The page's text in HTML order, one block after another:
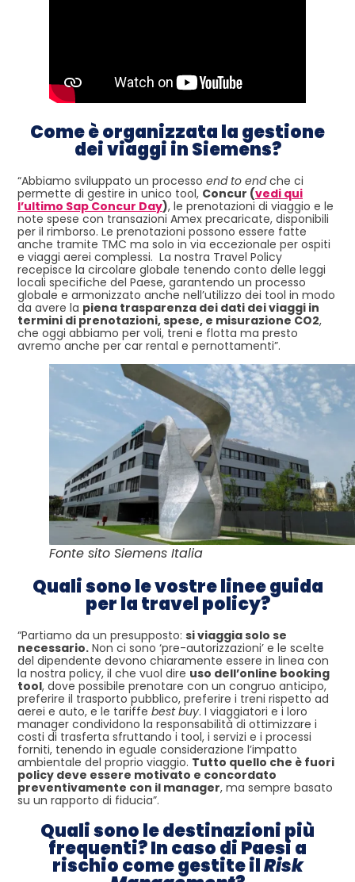
Come è organizzata la gestione
dei viaggi in Siemens?
“Abbiamo sviluppato un processo end to endche ci
permette di gestire in unico tool, Concur (vedi qui
l’ultimo Sap Concur Day), le prenotazioni di viaggio e le
note spese con transazioni Amex precaricate, disponibili
per il rimborso. Le prenotazioni possono essere fatte
anche tramite TMC ma solo in via eccezionale per ospiti
e viaggi aerei complessi. La nostra Travel Policy
recepisce la circolare globale tenendo conto delle leggi
locali specifiche del Paese, garantendo un processo
globale e armonizzato anche nell’utilizzo dei tool in modo
da avere la piena trasparenza dei dati dei viaggi in
termini di prenotazioni, spese, e misurazione CO2,
che oggi abbiamo per voli, treni e flotta ma presto
avremo anche per car rental e pernottamenti”.
Fonte sito Siemens Italia
Quali sono le vostre linee guida
per la travel policy?
“Partiamo da un presupposto: si viaggia solo se
necessario. Non ci sono ‘pre-autorizzazioni’ e le scelte
del dipendente devono chiaramente essere in linea con
la nostra policy, il che vuol dire uso dell’online booking
tool, dove possibile prenotare con un congruo anticipo,
preferire il trasporto pubblico, preferire i treni rispetto ad
aerei e auto, e le tariffe best buy. I viaggiatori e i loro
manager condividono la responsabilità di ottimizzare i
costi di trasferta sfruttando i tool, i servizi e i processi
forniti, tenendo in eguale considerazione l’impatto
ambientale del proprio viaggio. Tutto quello che è fuori
policy deve essere motivato e concordato
preventivamente con il manager, ma sempre basato
su un rapporto di fiducia”.
Quali sono le destinazioni più
frequenti? In caso di Paesi a
rischio come gestite ilRisk